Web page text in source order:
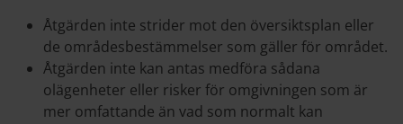
Åtgärden inte strider mot den översiktsplan eller
de områdesbestämmelser som gäller för området.
Åtgärden inte kan antas medföra sådana
olägenheter eller risker för omgivningen som är
mer omfattande än vad som normalt kan